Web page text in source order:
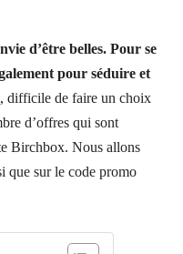
d’être belles. Pour se
pour séduire et
difficile de faire un choix
d’offres qui sont
Birchbox. Nous allons
que sur le code promo